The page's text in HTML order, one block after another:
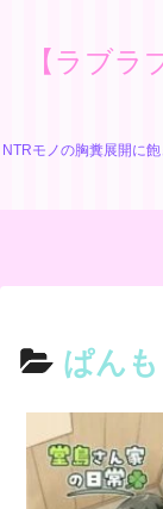
【ラブ
NTRモノの胸糞展開に
ぱん